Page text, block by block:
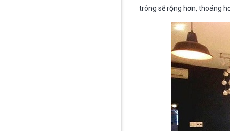
trông sẽ rộng hơn, thoáng